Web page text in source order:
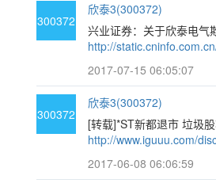
300372
欣泰3(300372)
兴业证券：关于欣泰电气
http://
2017-07-15 06:05:07
300372
欣泰3(300372)
[转载]*ST新都退市 垃圾
http://www.iguuu.com/
2017-06-08 06:06:59